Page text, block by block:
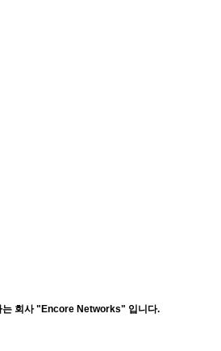
는 회사 "Encore Networks" 입니다.